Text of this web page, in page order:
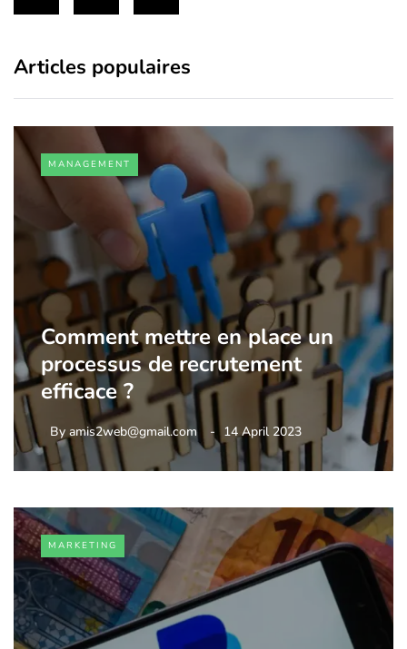
Articles populaires
MANAGEMENT
Comment mettre en place un
processus de recrutement
efficace ?
By amis2web@gmail.com 14 April 2023
MARKETING